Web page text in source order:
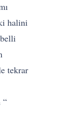
halini
tekrar
“